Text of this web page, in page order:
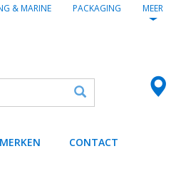
& MARINE PACKAGING MEER
MERKEN CONTACT